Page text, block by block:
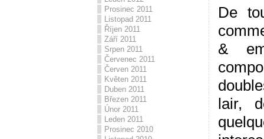
Prosinec 2011
Listopad 2011
Říjen 2011
Září 2011
Srpen 2011
Červenec 2011
Červen 2011
Květen 2011
Duben 2011
Březen 2011
Únor 2011
Leden 2011
Prosinec 2010
De
&
lair,